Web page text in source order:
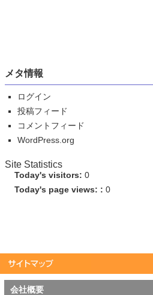
メタ情報
ログイン
投稿フィード
コメントフィード
WordPress.org
Site Statistics
Today's visitors: 0
Today's page views: : 0
会社概要